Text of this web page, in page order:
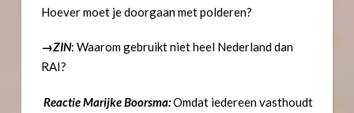
Hoever moet je doorgaan met polderen?
→ZIN: Waarom gebruikt niet heel Nederland dan
RAI?
Reactie Marijke Boorsma:Omdat iedereen vasthoudt